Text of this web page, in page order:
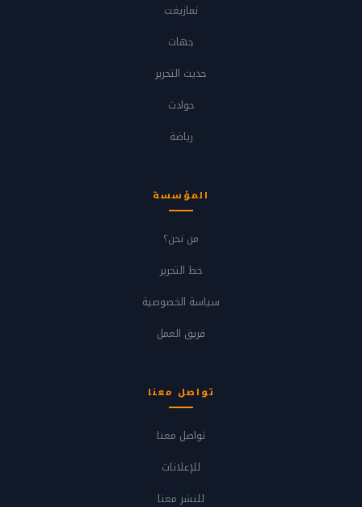
تمازيغت
جهات
حديث التحرير
حوادث
رياضة
المؤسسة
من نحن؟
خط التحرير
سياسة الخصوصية
فريق العمل
تواصل معنا
تواصل معنا
للإعلانات
للنشر معنا